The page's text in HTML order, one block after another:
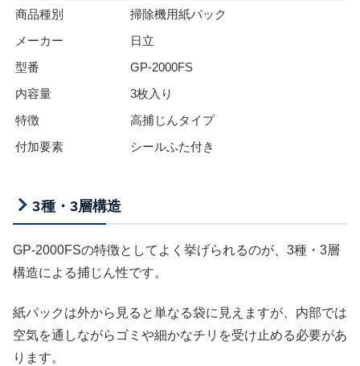
商品種別
掃除機用紙パック
メーカー
日立
型番
GP-2000FS
内容量
3枚入り
特徴
高捕じんタイプ
付加要素
シールふた付き
3種・3層構造
GP-2000FSの特徴としてよく挙げられるのが、3種・3層
構造による捕じん性です。
紙パックは外から見ると単なる袋に見えますが、内部では
空気を通しながらゴミや細かなチリを受け止める必要があ
ります。